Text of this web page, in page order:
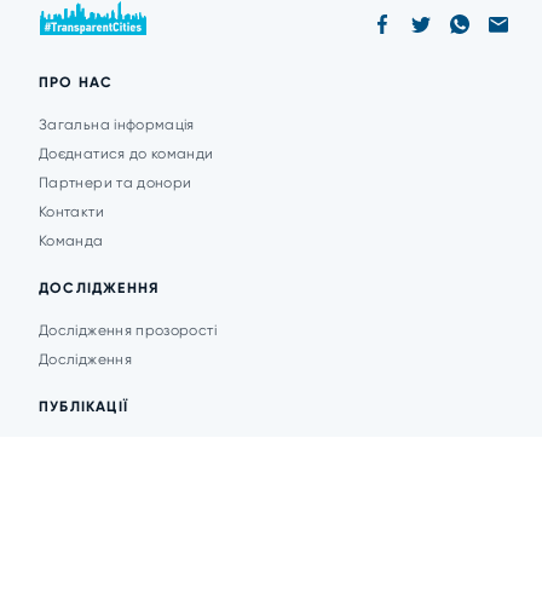
ПРО НАС
Загальна інформація
Доєднатися до команди
Партнери та донори
Контакти
Команда
ДОСЛІДЖЕННЯ
Дослідження прозорості
Дослідження
ПУБЛІКАЦІЇ